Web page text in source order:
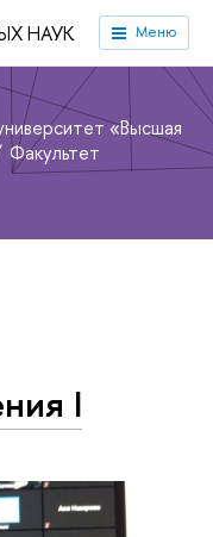
НАУК Меню
«Высшая
Факультет
I